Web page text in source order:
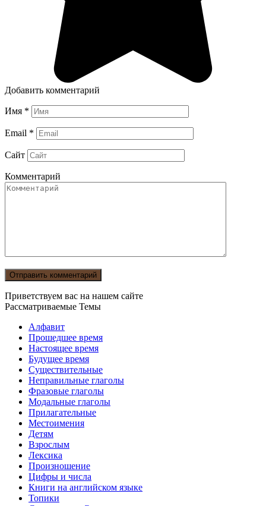
Добавить комментарий
Имя *
Email *
Сайт
Комментарий
Приветствуем вас на нашем сайте
Рассматриваемые Темы
Алфавит
Прошедшее время
Настоящее время
Будущее время
Существительные
Неправильные глаголы
Фразовые глаголы
Модальные глаголы
Прилагательные
Местоимения
Детям
Взрослым
Лексика
Произношение
Цифры и числа
Книги на английском языке
Топики